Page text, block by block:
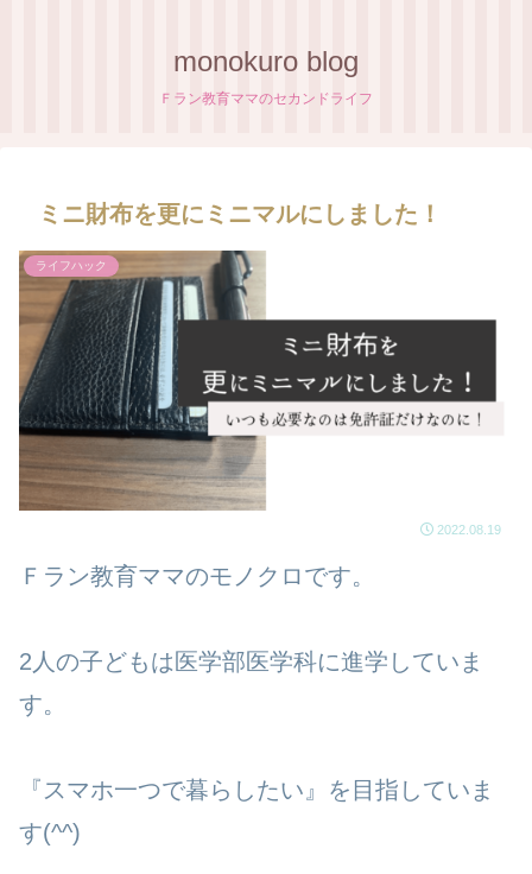
monokuro blog
Ｆラン教育ママのセカンドライフ
ミニ財布を更にミニマルにしました！
ライフハック
2022.08.19
Ｆラン教育ママのモノクロです。
2人の子どもは医学部医学科に進学していま
す。
『スマホ一つで暮らしたい』を目指していま
す(^^)